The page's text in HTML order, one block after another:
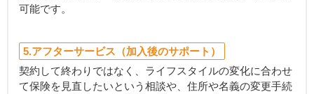
可能です。
5.アフターサービス（加入後のサポート）
契約して終わりではなく、ライフスタイルの変化に合わせ
て保険を見直したいという相談や、住所や名義の変更手続